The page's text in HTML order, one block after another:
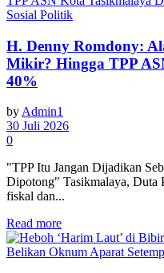
Sosial Politik
H. Denny Romdony:
Mikir? Hingga TPP
40%
by Admin1
30 Juli 2026
0
"TPP Itu Jangan Dijadikan
Dipotong" Tasikmalaya,
fiskal dan...
Read more